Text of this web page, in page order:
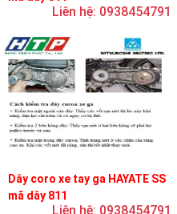
Liên hệ: 0938454791
Dây coro xe tay ga HAYATE SS
mã dây 811
Liên hệ: 0938454791